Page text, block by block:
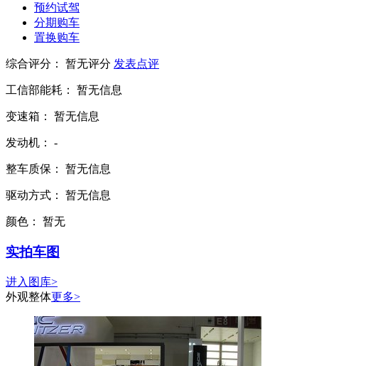
预约试驾
分期购车
置换购车
综合评分： 暂无评分 发表点评
工信部能耗： 暂无信息
变速箱： 暂无信息
发动机： -
整车质保： 暂无信息
驱动方式： 暂无信息
颜色： 暂无
实拍车图
进入图库>
外观整体更多>